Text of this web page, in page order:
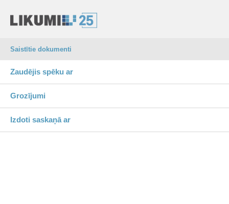
Saistītie dokumenti
Zaudējis spēku ar
Grozījumi
Izdoti saskaņā ar